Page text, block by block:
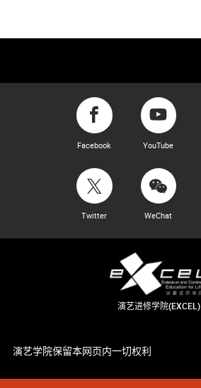
Facebook YouTube
Twitter WeChat
演艺进修学院(EXCEL)
演艺学院保留本网页内一切权利